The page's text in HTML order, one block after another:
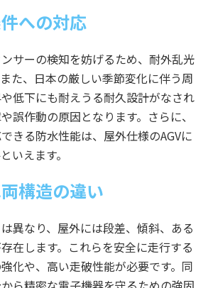
への対応
サーの検知を妨げるため、耐外乱光
た、日本の厳しい季節変化に伴う周
低下にも耐えうる耐久設計がなされ
誤作動の原因となります。さらに、
きる防水性能は、屋外仕様のAGVに
いえます。
構造の違い
異なり、屋外には段差、傾斜、ある
在します。これらを安全に走行する
化や、高い走破性能が必要です。同